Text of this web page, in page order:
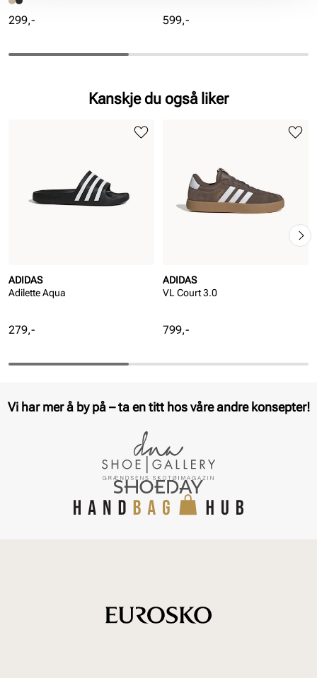
Pris
299,- Pris
599,-
Kanskje du også liker
ADIDAS
Adilette Aqua
Pris
279,-
ADIDAS
VL Court 3.0
Pris
799,-
Vi har mer å by på – ta en titt hos våre andre konsepter!